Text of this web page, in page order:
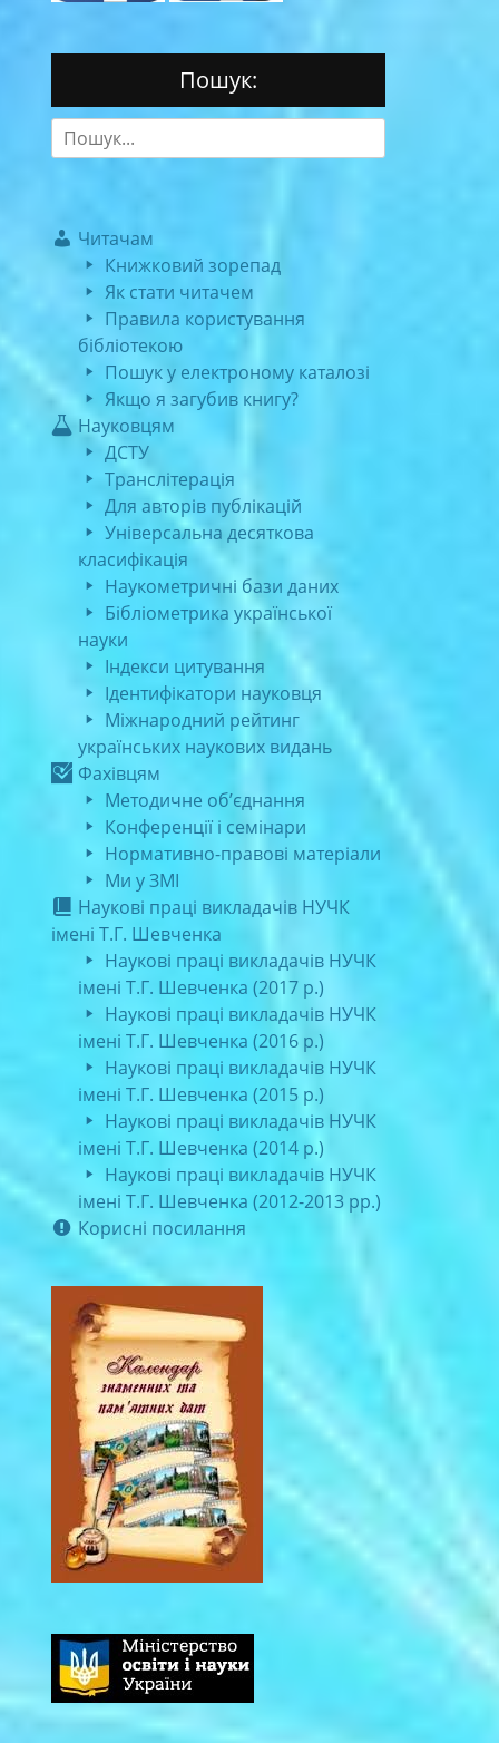
Пошук:
Search
for:
Читачам
Книжковий зорепад
Як стати читачем
Правила користування
бібліотекою
Пошук у електроному каталозі
Якщо я загубив книгу?
Науковцям
ДСТУ
Транслітерація
Для авторів публікацій
Універсальна десяткова
класифікація
Наукометричні бази даних
Бібліометрика української
науки
Індекси цитування
Ідентифікатори науковця
Міжнародний рейтинг
українських наукових видань
Фахівцям
Методичне об’єднання
Конференції і семінари
Нормативно-правові матеріали
Ми у ЗМІ
Наукові праці викладачів НУЧК
імені Т.Г. Шевченка
Наукові праці викладачів НУЧК
імені Т.Г. Шевченка (2017 р.)
Наукові праці викладачів НУЧК
імені Т.Г. Шевченка (2016 р.)
Наукові праці викладачів НУЧК
імені Т.Г. Шевченка (2015 р.)
Наукові праці викладачів НУЧК
імені Т.Г. Шевченка (2014 р.)
Наукові праці викладачів НУЧК
імені Т.Г. Шевченка (2012-2013 рр.)
Корисні посилання